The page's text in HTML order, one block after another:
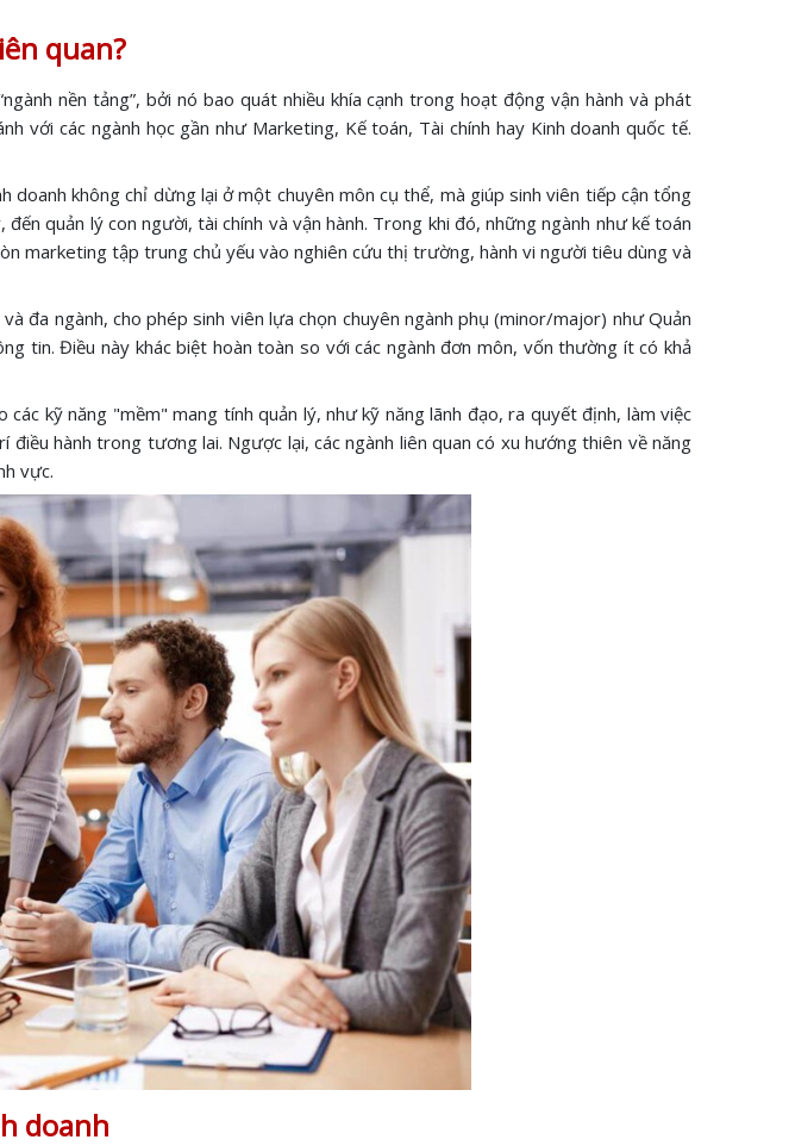
quan?
nền tảng”, bởi nó bao quát nhiều khía cạnh trong hoạt động vận hành và phát
với các ngành học gần như Marketing, Kế toán, Tài chính hay Kinh doanh quốc tế.
không chỉ dừng lại ở một chuyên môn cụ thể, mà giúp sinh viên tiếp cận tổng
quản lý con người, tài chính và vận hành. Trong khi đó, những ngành như kế toán
marketing tập trung chủ yếu vào nghiên cứu thị trường, hành vi người tiêu dùng và
đa ngành, cho phép sinh viên lựa chọn chuyên ngành phụ (minor/major) như Quản
tin. Điều này khác biệt hoàn toàn so với các ngành đơn môn, vốn thường ít có khả
kỹ năng "mềm" mang tính quản lý, như kỹ năng lãnh đạo, ra quyết định, làm việc
hành trong tương lai. Ngược lại, các ngành liên quan có xu hướng thiên về năng
vực.
doanh